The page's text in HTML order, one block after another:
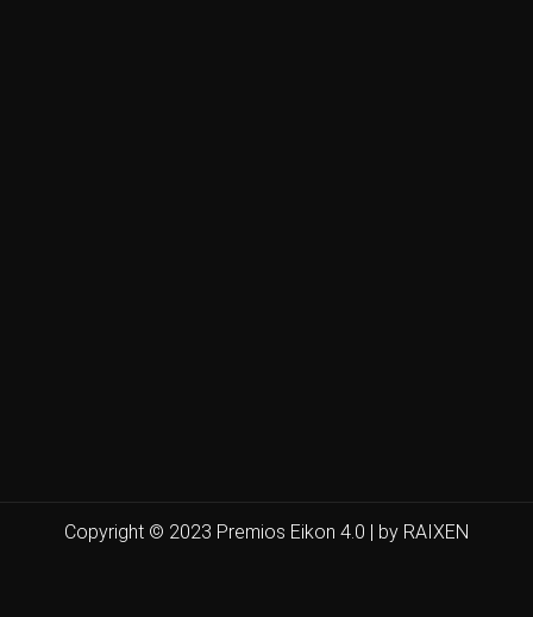
Copyright © 2023 Premios Eikon 4.0 | by RAIXEN